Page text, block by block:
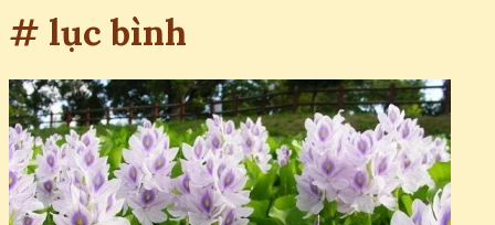
# lục bình